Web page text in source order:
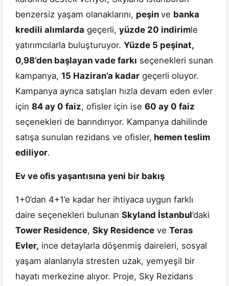
benzersiz yaşam olanaklarını, peşin ve banka
kredili alımlarda geçerli, yüzde 20 indirimle
yatırımcılarla buluşturuyor. Yüzde 5 peşinat,
0,98’den başlayan vade farkı seçenekleri sunan
kampanya, 15 Haziran’a kadar geçerli oluyor.
Kampanya ayrıca satışları hızla devam eden evler
için 84 ay 0 faiz, ofisler için ise 60 ay 0 faiz
seçenekleri de barındırıyor. Kampanya dahilinde
satışa sunulan rezidans ve ofisler, hemen teslim
ediliyor.
Ev ve ofis yaşantısına yeni bir bakış
1+0’dan 4+1’e kadar her ihtiyaca uygun farklı
daire seçenekleri bulunan Skyland İstanbul’daki
Tower Residence, Sky Residence ve Teras
Evler, ince detaylarla döşenmiş daireleri, sosyal
yaşam alanlarıyla stresten uzak, yemyeşil bir
hayatı merkezine alıyor. Proje, Sky Rezidans